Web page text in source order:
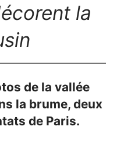
la
de la vallée
la brume, deux
de Paris.